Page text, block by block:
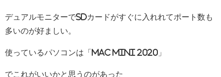
デュアルモニターでSDカードがすぐに入れれてポート数も
多いのが好ましい。
使っているパソコンは「Mac mini 2020」
でこれがいいかと思うのがあった